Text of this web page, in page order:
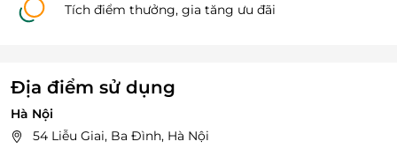
Tích điểm thưởng, gia tăng ưu đãi
Địa điểm sử dụng
Hà Nội
54 Liễu Giai, Ba Đình, Hà Nội